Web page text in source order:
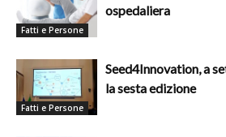
Fatti e Persone
ospedaliera
Fatti e Persone
Seed4Innovation, a
la sesta edizione